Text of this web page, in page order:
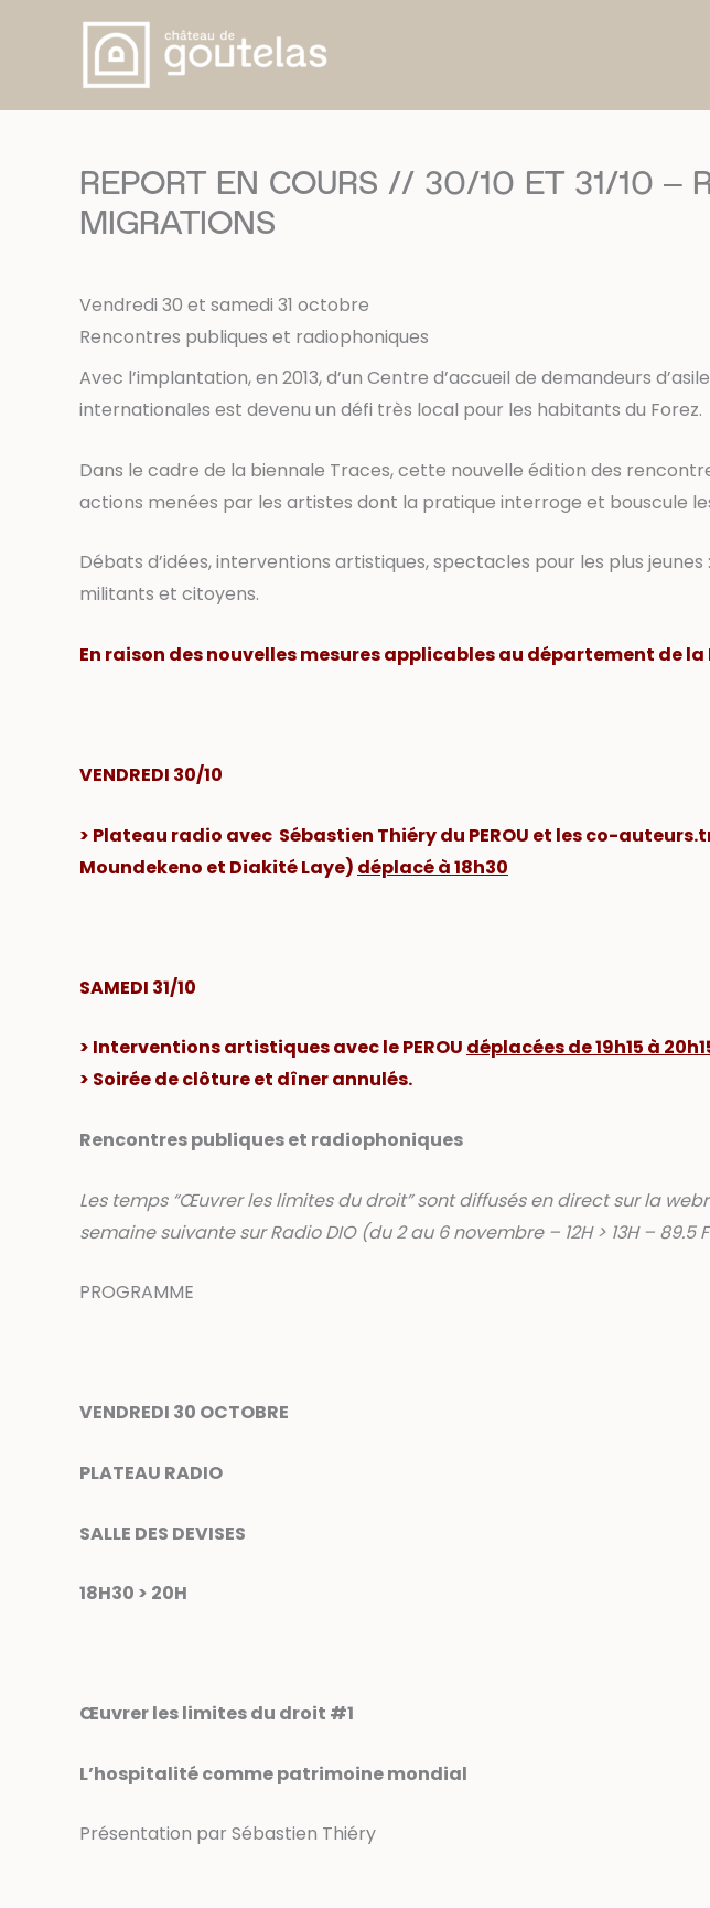
REPORT EN COURS // 30/10 ET 31/10 –
MIGRATIONS
Vendredi 30 et samedi 31 octobre
Rencontres publiques et radiophoniques
Avec l’implantation, en 2013, d’un Centre d’accueil de demandeurs
internationales est devenu un défi très local pour les habitants du Forez.
Dans le cadre de la biennale Traces, cette nouvelle édition des
actions menées par les artistes dont la pratique interroge et bouscule
Débats d’idées, interventions artistiques, spectacles pour les plus
militants et citoyens.
En raison des nouvelles mesures applicables au département de
VENDREDI 30/10
> Plateau radio avec Sébastien Thiéry du PEROU et les co-
Moundekeno et Diakité Laye) déplacé à 18h30
SAMEDI 31/10
> Interventions artistiques avec le PEROU déplacées de 19h15 à
> Soirée de clôture et dîner annulés.
Rencontres publiques et radiophoniques
Les temps “Œuvrer les limites du droit” sont diffusés en direct sur la
semaine suivante sur Radio DIO (du 2 au 6 novembre – 12H > 13H –
PROGRAMME
VENDREDI 30 OCTOBRE
PLATEAU RADIO
SALLE DES DEVISES
18H30 > 20H
Œuvrer les limites du droit #1
L’hospitalité comme patrimoine mondial
Présentation par Sébastien Thiéry